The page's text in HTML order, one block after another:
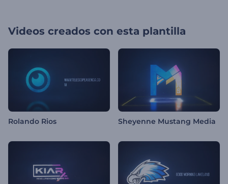
Videos creados con esta plantilla
Rolando Rios Sheyenne Mustang Media